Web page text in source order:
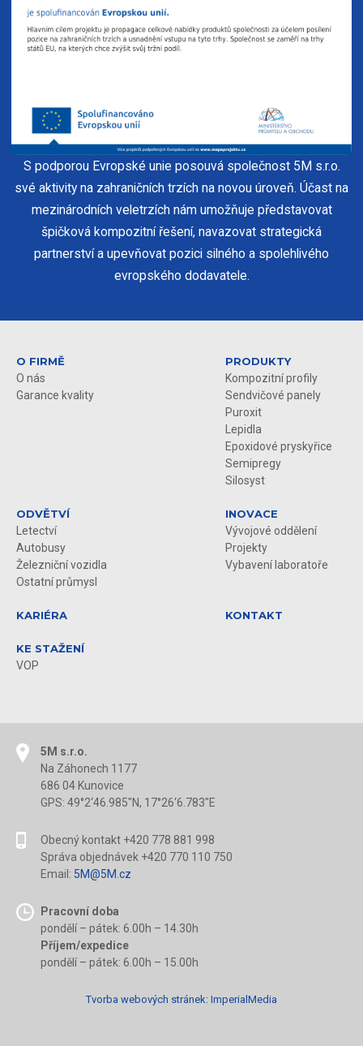
S podporou Evropské unie posouvá společnost 5M s.r.o.
své aktivity na zahraničních trzích na novou úroveň. Účast na
mezinárodních veletrzích nám umožňuje představovat
špičková kompozitní řešení, navazovat strategická
partnerství a upevňovat pozici silného a spolehlivého
evropského dodavatele.
O FIRMĚ
O nás
Garance kvality
PRODUKTY
Kompozitní profily
Sendvičové panely
Puroxit
Lepidla
Epoxidové pryskyřice
Semipregy
Silosyst
ODVĚTVÍ
Letectví
Autobusy
Železniční vozidla
Ostatní průmysl
INOVACE
Vývojové oddělení
Projekty
Vybavení laboratoře
KARIÉRA KONTAKT
KE STAŽENÍ
VOP
5M s.r.o.
Na Záhonech 1177
686 04 Kunovice
GPS: 49°2‘46.985"N, 17°26‘6.783"E
Obecný kontakt +420 778 881 998
Správa objednávek +420 770 110 750
Email: 5M@5M.cz
Pracovní doba
pondělí – pátek: 6.00h – 14.30h
Příjem/expedice
pondělí – pátek: 6.00h – 15.00h
Tvorba webových stránek: ImperialMedia